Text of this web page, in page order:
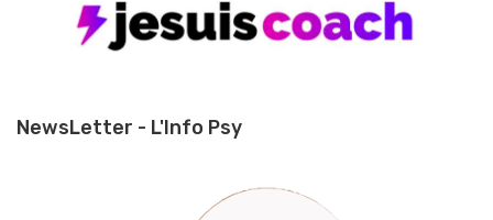
NewsLetter - L'Info Psy